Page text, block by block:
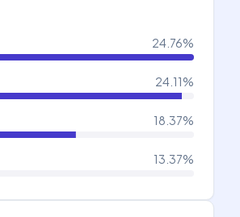
24.76%
24.11%
18.37%
13.37%